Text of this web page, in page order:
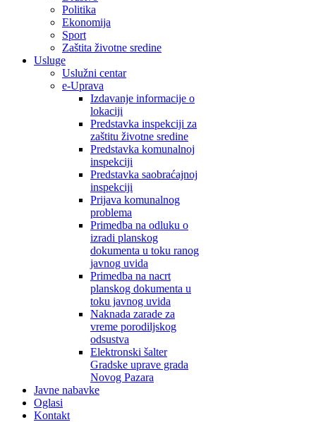
Politika
Ekonomija
Sport
Zaštita životne sredine
Usluge
Uslužni centar
e-Uprava
Izdavanje informacije o
lokaciji
Predstavka inspekciji za
zaštitu životne sredine
Predstavka komunalnoj
inspekciji
Predstavka saobraćajnoj
inspekciji
Prijava komunalnog
problema
Primedba na odluku o
izradi planskog
dokumenta u toku ranog
javnog uvida
Primedba na nacrt
planskog dokumenta u
toku javnog uvida
Naknada zarade za
vreme porodiljskog
odsustva
Elektronski šalter
Gradske uprave grada
Novog Pazara
Javne nabavke
Oglasi
Kontakt